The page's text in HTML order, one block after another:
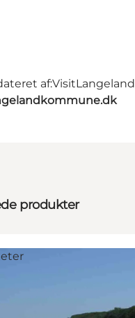
af:VisitLangeland
produkter